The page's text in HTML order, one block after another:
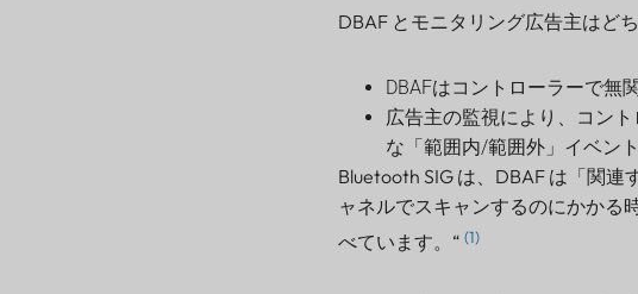
DBAF とモニタリング広告主はど
DBAFはコントローラーで無
広告主の監視により、コン
な「範囲内/範囲外」イベン
Bluetooth SIG は、DBAF は「関
ャネルでスキャンするのにかかる
べています。“ (1)